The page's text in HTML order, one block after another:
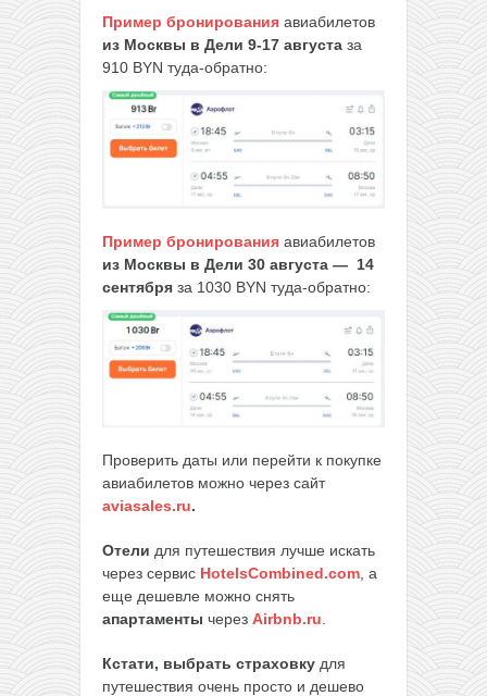
Пример бронирования авиабилетов
из Москвы в Дели 9-17 августа за
910 BYN туда-обратно:
Пример бронирования авиабилетов
из Москвы в Дели 30 августа — 14
сентября за 1030 BYN туда-обратно:
Проверить даты или перейти к покупке
авиабилетов можно через сайт
aviasales.ru.
Отели для путешествия лучше искать
через сервис HotelsCombined.com , а
еще дешевле можно снять
апартаменты через Airbnb.ru
Кстати, выбрать страховку для
путешествия очень просто и дешево